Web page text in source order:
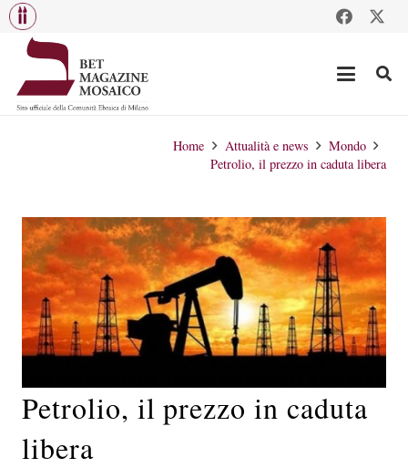
Home Attualità e news
Mondo
Petrolio, il prezzo in caduta libera
Petrolio, il prezzo in caduta
libera